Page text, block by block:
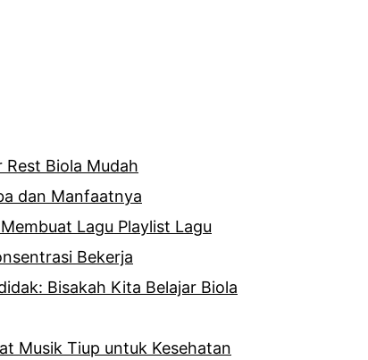
Rest Biola Mudah
dan Manfaatnya
Lagu Playlist Lagu
Bekerja
Bisakah Kita Belajar Biola
Musik Tiup untuk Kesehatan